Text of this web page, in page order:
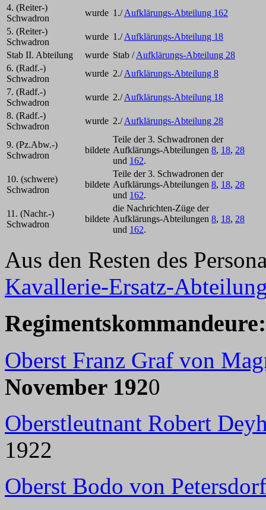
4. (Reiter-)
Schwadron
wurde 1./Aufklärungs-Abteilung 162
5. (Reiter-)
Schwadron
wurde 1./Aufklärungs-Abteilung 18
Stab II. Abteilung
wurde Stab /Aufklärungs-Abteilung 28
6. (Radf.-)
Schwadron
wurde 2./Aufklärungs-Abteilung 8
7. (Radf.-)
Schwadron
wurde 2./Aufklärungs-Abteilung 18
8. (Radf.-)
Schwadron
wurde 2./Aufklärungs-Abteilung 28
9. (Pz.Abw.-)
Schwadron
bildete
Teile der 3. Schwadronen der
Aufklärungs-Abteilungen 8, 18, 28
und 162.
10. (schwere)
Schwadron
bildete
Teile der 3. Schwadronen der
Aufklärungs-Abteilungen 8, 18, 28
und 162.
11. (Nachr.-)
Schwadron
bildete
die Nachrichten-Züge der
Aufklärungs-Abteilungen 8, 18, 28
und 162.
Aus den Resten des
Kavallerie-Ersatz-
Regimentskommandeure:
Oberst Franz Graf von
November 1920
Oberstleutnant Robert
1922
Oberst Bodo von